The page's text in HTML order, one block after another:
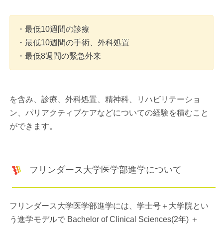
・最低10週間の診療
・最低10週間の手術、外科処置
・最低8週間の緊急外来
を含み、診療、外科処置、精神科、リハビリテーショ
ン、パリアクティブケアなどについての経験を積むこと
ができます。
フリンダース大学医学部進学について
フリンダース大学医学部進学には、学士号＋大学院とい
う進学モデルで Bachelor of Clinical Sciences(2年) ＋